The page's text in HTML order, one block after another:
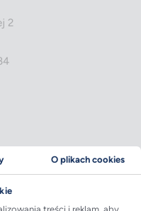
O plikach cookies
2